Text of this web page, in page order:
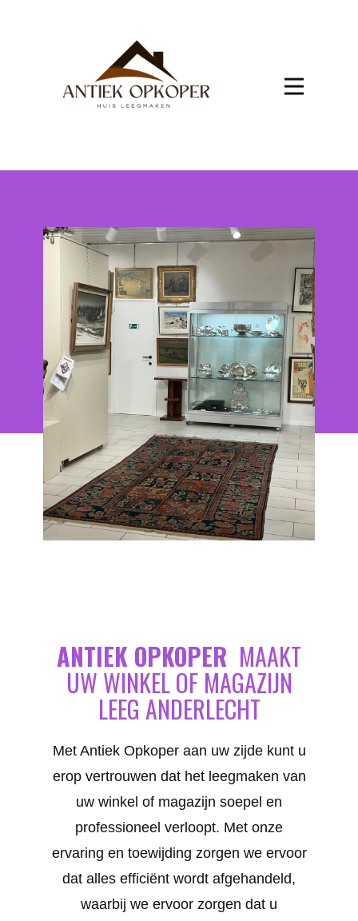
ANTIEK OPKOPER MAAKT
UW WINKEL OF MAGAZIJN
LEEG ANDERLECHT
Met Antiek Opkoper aan uw zijde kunt u
erop vertrouwen dat het leegmaken van
uw winkel of magazijn soepel en
professioneel verloopt. Met onze
ervaring en toewijding zorgen we ervoor
dat alles efficiënt wordt afgehandeld,
waarbij we ervoor zorgen dat u